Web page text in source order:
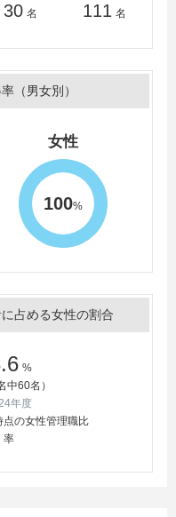
30 名 111 名
（男女別）
女性
100%
占める女性の割合
%
中60名）
年度
の女性管理職比
率